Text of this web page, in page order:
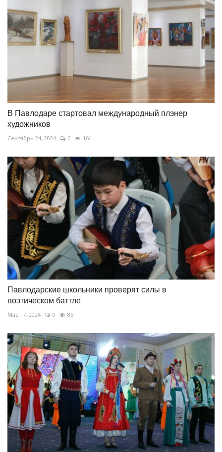
В Павлодаре стартовал международный плэнер
художников
Сентябрь 24, 2024 0 164
Павлодарские школьники проверят силы в
поэтическом баттле
Март 7, 2024 0 85